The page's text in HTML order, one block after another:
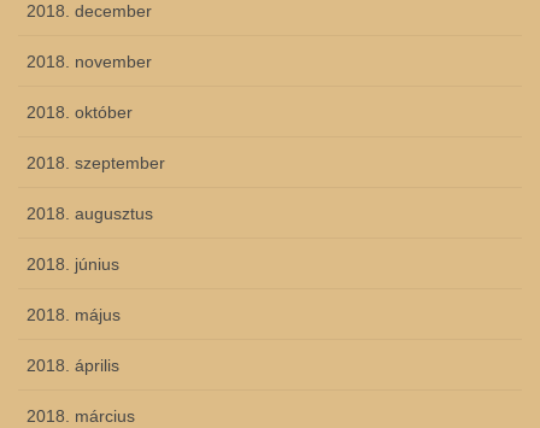
2018. december
2018. november
2018. október
2018. szeptember
2018. augusztus
2018. június
2018. május
2018. április
2018. március